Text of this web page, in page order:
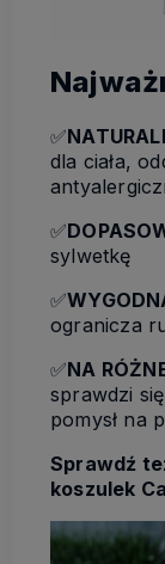
✅
dla ciała,
✅
sylwetkę
✅
ogranicza
✅NA
sprawdzi
pomysł na
Sprawdź
koszulek